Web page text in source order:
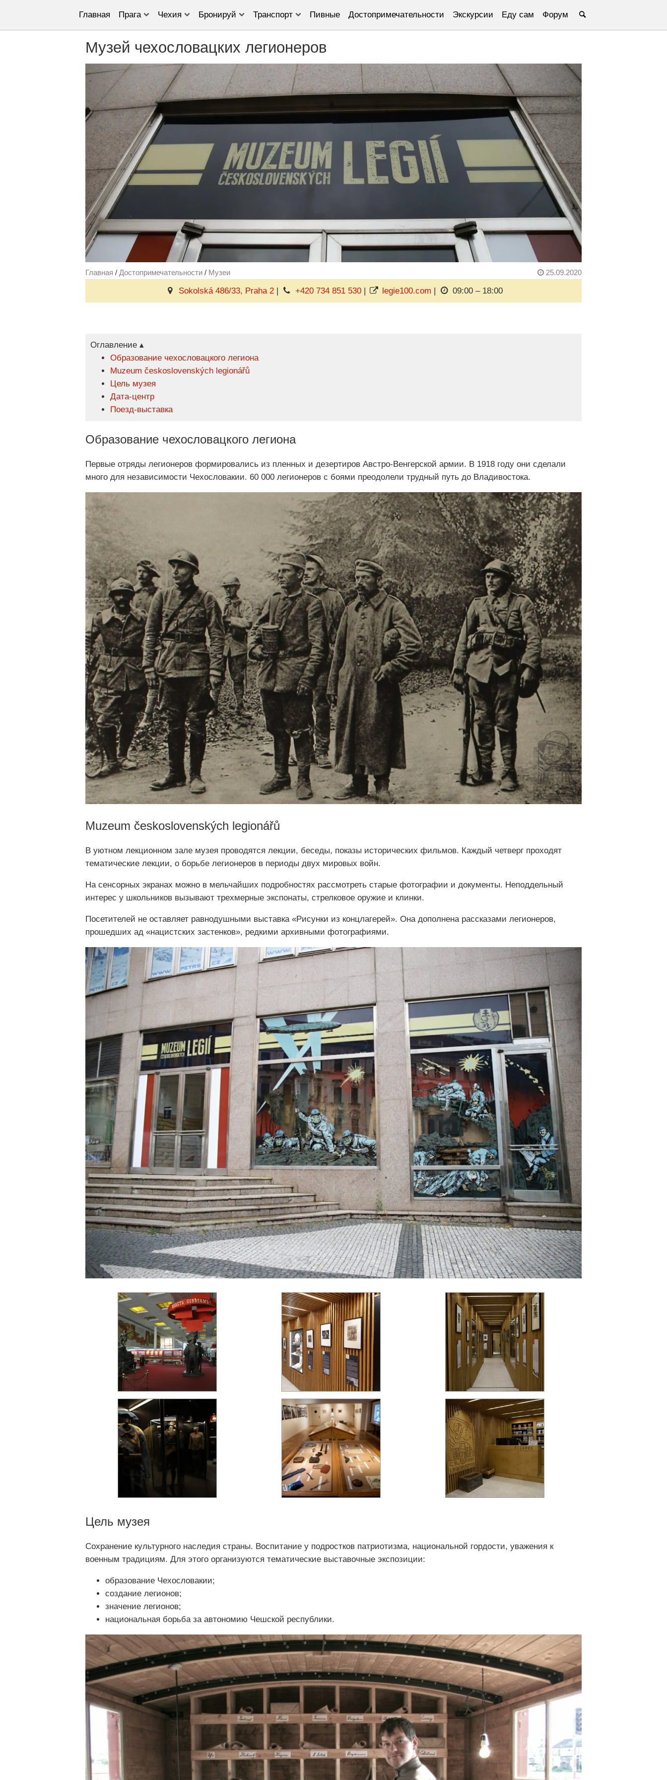
Главная Прага Чехия Бронируй Транспорт Пивные Достопримечательности Экскурсии Еду сам Форум
Музей чехословацких легионеров
Главная / Достопримечательности / Музеи 25.09.2020
Sokolská 486/33, Praha 2| +420 734 851 530| legie100.com | 09:00 – 18:00
Оглавление ▴
Образование чехословацкого легиона
Muzeum československých legionářů
Цель музея
Дата-центр
Поезд-выставка
Образование чехословацкого легиона
Первые отряды легионеров формировались из пленных и дезертиров Австро-Венгерской армии. В 1918 году они сделали
много для независимости Чехословакии. 60 000 легионеров с боями преодолели трудный путь до Владивостока.
Muzeum československých legionářů
В уютном лекционном зале музея проводятся лекции, беседы, показы исторических фильмов. Каждый четверг проходят
тематические лекции, о борьбе легионеров в периоды двух мировых войн.
На сенсорных экранах можно в мельчайших подробностях рассмотреть старые фотографии и документы. Неподдельный
интерес у школьников вызывают трехмерные экспонаты, стрелковое оружие и клинки.
Посетителей не оставляет равнодушными выставка «Рисунки из концлагерей». Она дополнена рассказами легионеров,
прошедших ад «нацистских застенков», редкими архивными фотографиями.
Цель музея
Сохранение культурного наследия страны. Воспитание у подростков патриотизма, национальной гордости, уважения к
военным традициям. Для этого организуются тематические выставочные экспозиции:
образование Чехословакии;
создание легионов;
значение легионов;
национальная борьба за автономию Чешской республики.